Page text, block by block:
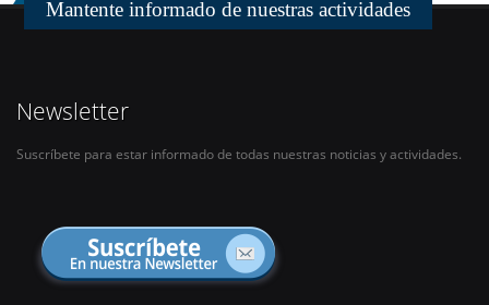
Mantente informado de nuestras actividades
Newsletter
Suscríbete para estar informado de todas nuestras noticias y actividades.